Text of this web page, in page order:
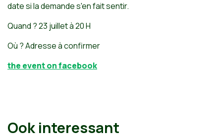
date si la demande s'en fait sentir.
Quand ? 23 juillet à 20 H
Où ? Adresse à confirmer
the event on facebook
Ook interessant